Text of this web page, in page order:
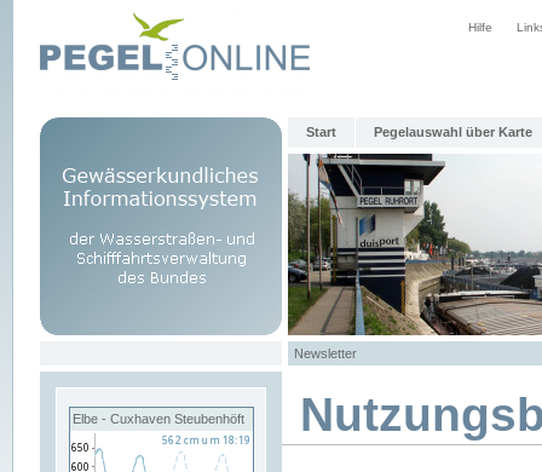
Hilfe
Start Pegelauswahl über Karte
Newsletter
Elbe - Cuxhaven Steubenhöft